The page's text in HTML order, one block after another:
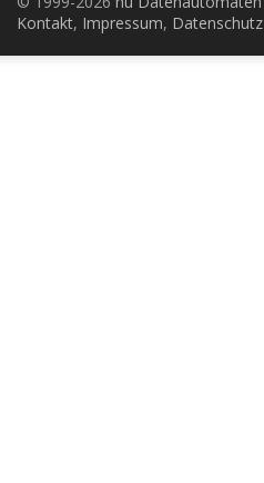
Kontakt, Impressum, Datenschutz